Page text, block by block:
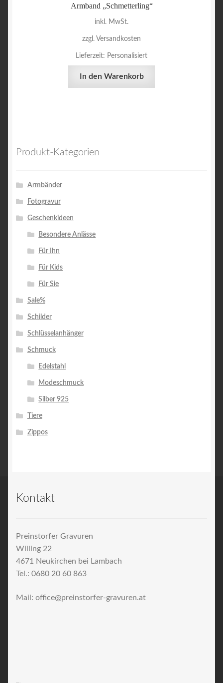
Armband „Schmetterling“
inkl. MwSt.
zzgl. Versandkosten
Lieferzeit: Personalisiert
In den Warenkorb
Produkt-Kategorien
Armbänder
Fotogravur
Geschenkideen
Besondere Anlässe
Für Ihn
Für Kids
Für Sie
Sale%
Schilder
Schlüsselanhänger
Schmuck
Edelstahl
Modeschmuck
Silber 925
Tiere
Zippos
Kontakt
Preinstorfer Gravuren
Willing 22
4671 Neukirchen bei Lambach
Tel.: 0680 20 60 863
Mail: office@preinstorfer-gravuren.at